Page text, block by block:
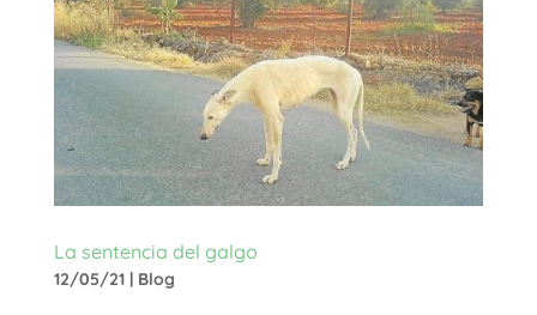
La sentencia del galgo
12/05/21| Blog